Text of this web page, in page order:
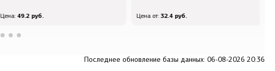
Цена:49.2 руб. Цена от:32.4 руб.
Последнее обновление базы данных: 06-08-2026 20:36